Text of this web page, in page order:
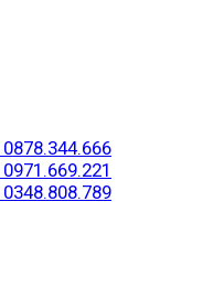
0878.344.666
0971.669.221
0348.808.789